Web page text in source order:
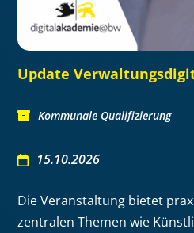
Update
Kommunale Qualifizierung
15.10.2026
Die Veranstaltung bietet
zentralen Themen wie